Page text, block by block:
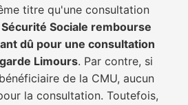
titre qu'une consultation
Sécurité Sociale rembourse
dû pour une consultation
Limours. Par contre, si
de la CMU, aucun
la consultation. Toutefois,